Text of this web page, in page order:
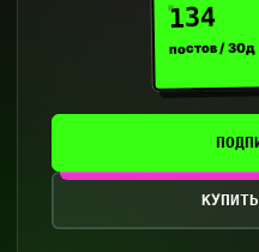
134
постов / 30д